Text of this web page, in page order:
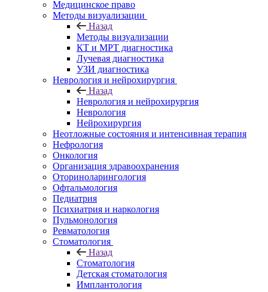
Медицинское право
Методы визуализации
Назад
Методы визуализации
КТ и МРТ диагностика
Лучевая диагностика
УЗИ диагностика
Неврология и нейрохирургия
Назад
Неврология и нейрохирургия
Неврология
Нейрохирургия
Неотложные состояния и интенсивная терапия
Нефрология
Онкология
Организация здравоохранения
Оториноларингология
Офтальмология
Педиатрия
Психиатрия и наркология
Пульмонология
Ревматология
Стоматология
Назад
Стоматология
Детская стоматология
Имплантология